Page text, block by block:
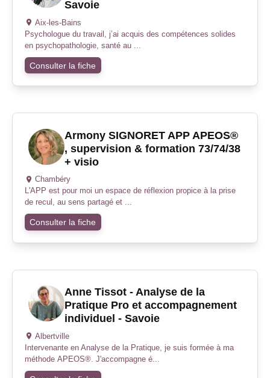
Savoie
Aix-les-Bains
Psychologue du travail, j’ai acquis des compétences solides
en psychopathologie, santé au ...
Consulter la fiche
Armony SIGNORET APP APEOS®
, supervision & formation 73/74/38
+ visio
Chambéry
L'APP est pour moi un espace de réflexion propice à la prise
de recul, au sens partagé et ...
Consulter la fiche
Anne Tissot - Analyse de la
Pratique Pro et accompagnement
individuel - Savoie
Albertville
Intervenante en Analyse de la Pratique, je suis formée à ma
méthode APEOS®. J'accompagne é...